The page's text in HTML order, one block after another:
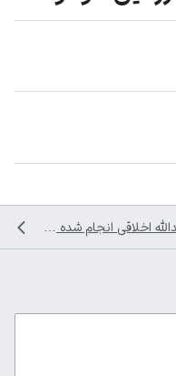
اخلاقی انجام شده است